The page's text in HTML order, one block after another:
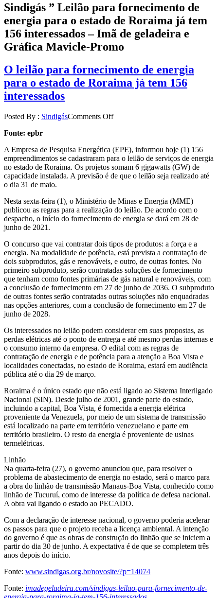
Sindigás ” Leilão para fornecimento de
energia para o estado de Roraima já tem
156 interessados – Imã de geladeira e
Gráfica Mavicle-Promo
O leilão para fornecimento de energia
para o estado de Roraima já tem 156
interessados
Posted By : SindigásComments Off
Fonte: epbr
A Empresa de Pesquisa Energética (EPE), informou hoje (1) 156
empreendimentos se cadastraram para o leilão de serviços de energia
no estado de Roraima. Os projetos somam 6 gigawatts (GW) de
capacidade instalada. A previsão é de que o leilão seja realizado até
o dia 31 de maio.
Nesta sexta-feira (1), o Ministério de Minas e Energia (MME)
publicou as regras para a realização do leilão. De acordo com o
despacho, o início do fornecimento de energia se dará em 28 de
junho de 2021.
O concurso que vai contratar dois tipos de produtos: a força e a
energia. Na modalidade de potência, está prevista a contratação de
dois subprodutos, gás e renováveis, e outro, de outras fontes. No
primeiro subproduto, serão contratadas soluções de fornecimento
que tenham como fontes primárias de gás natural e renováveis, com
a conclusão de fornecimento em 27 de junho de 2036. O subproduto
de outras fontes serão contratadas outras soluções não enquadradas
nas opções anteriores, com a conclusão de fornecimento em 27 de
junho de 2028.
Os interessados no leilão podem considerar em suas propostas, as
perdas elétricas até o ponto de entrega e até mesmo perdas internas e
o consumo interno da empresa. O edital com as regras de
contratação de energia e de potência para a atenção a Boa Vista e
localidades conectadas, no estado de Roraima, estará em audiência
pública até o dia 29 de março.
Roraima é o único estado que não está ligado ao Sistema Interligado
Nacional (SIN). Desde julho de 2001, grande parte do estado,
incluindo a capital, Boa Vista, é fornecida a energia elétrica
proveniente da Venezuela, por meio de um sistema de transmissão
está localizado na parte em território venezuelano e parte em
território brasileiro. O resto da energia é proveniente de usinas
termelétricas.
Linhão
Na quarta-feira (27), o governo anunciou que, para resolver o
problema de abastecimento de energia no estado, será o marco para
a obra do linhão de transmissão Manaus-Boa Vista, conhecido como
linhão de Tucuruí, como de interesse da política de defesa nacional.
A obra vai ligando o estado ao PECADO.
Com a declaração de interesse nacional, o governo poderia acelerar
os passos para que o projeto receba a licença ambiental. A intenção
do governo é que as obras de construção do linhão que se iniciem a
partir do dia 30 de junho. A expectativa é de que se completem três
anos depois do início.
Fonte: www.sindigas.org.br/novosite/?p=14074
Fonte: imadegeladeira.com/sindigas-leilao-para-fornecimento-de-